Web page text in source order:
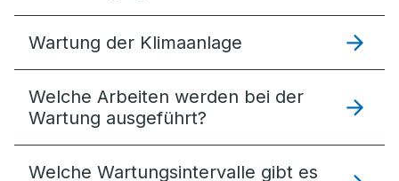
Wartung der Klimaanlage
Welche Arbeiten werden bei der
Wartung ausgeführt?
Welche Wartungsintervalle gibt es